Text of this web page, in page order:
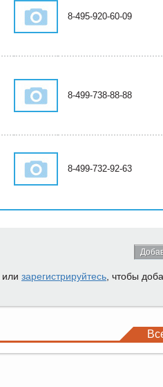
8-495-920-60-09
8-499-738-88-88
8-499-732-92-63
или зарегистрируйтесь , чтобы